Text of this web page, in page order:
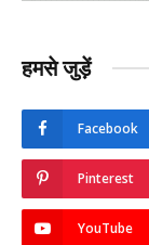
हमसे जुड़ें
Facebook
Pinterest
YouTube